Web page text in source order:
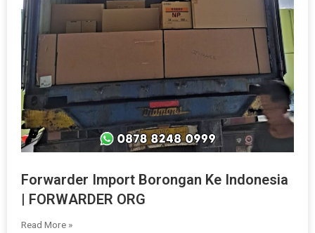
Forwarder Import Borongan Ke Indonesia
| FORWARDER ORG
Read More »